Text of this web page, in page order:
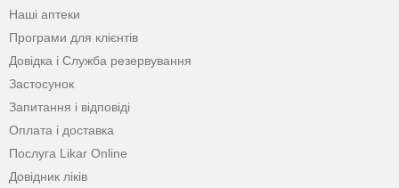
Наші аптеки
Програми для клієнтів
Довідка і Служба резервування
Застосунок
Запитання і відповіді
Оплата і доставка
Послуга Likar Online
Довідник ліків